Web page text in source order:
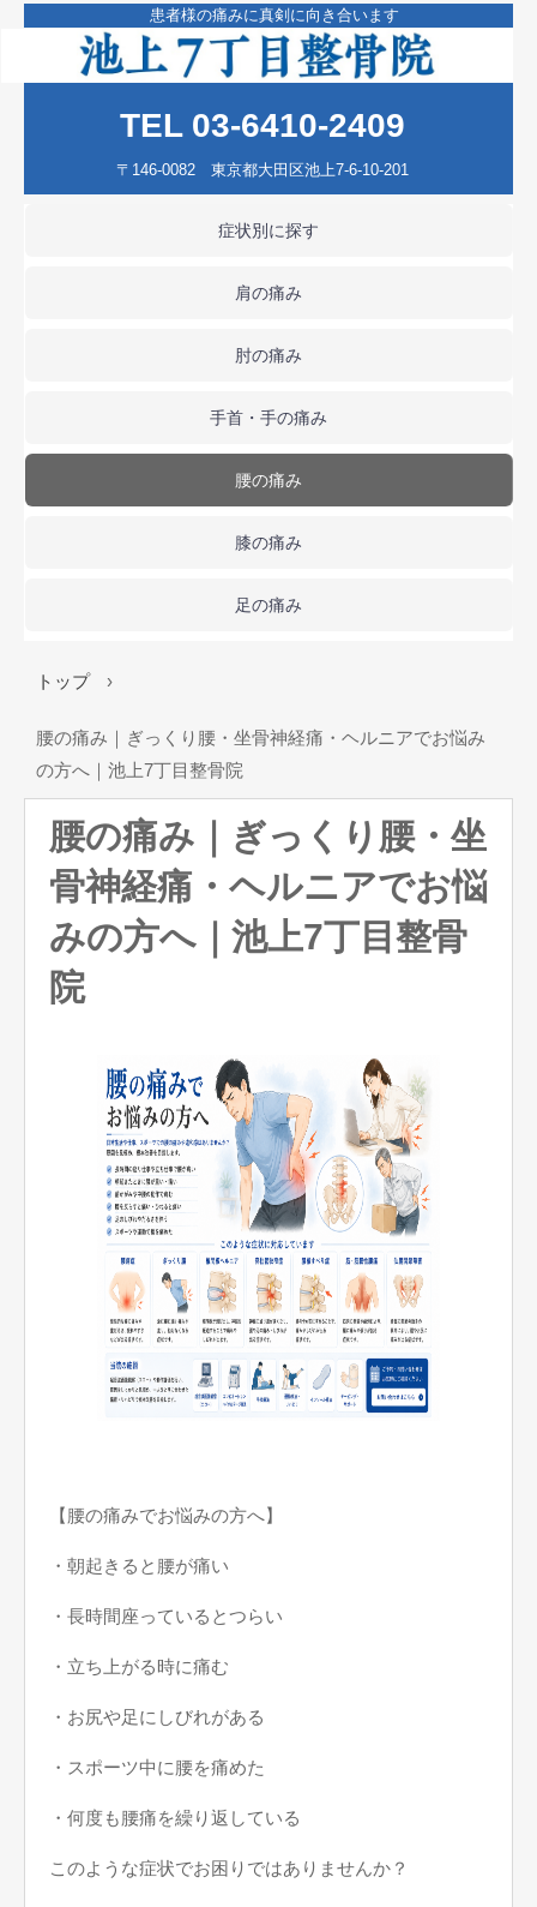
患者様の痛みに真剣に向き合います
TEL 03-6410-2409
〒146-0082 東京都大田区池上7-6-10-201
症状別に探す
肩の痛み
肘の痛み
手首・手の痛み
腰の痛み
膝の痛み
足の痛み
トップ ›
腰の痛み｜ぎっくり腰・坐骨神経痛・ヘルニアでお悩み
の方へ｜池上7丁目整骨院
腰の痛み｜ぎっくり腰・坐
骨神経痛・ヘルニアでお悩
みの方へ｜池上7丁目整骨
院
【腰の痛みでお悩みの方へ】
・朝起きると腰が痛い
・長時間座っているとつらい
・立ち上がる時に痛む
・お尻や足にしびれがある
・スポーツ中に腰を痛めた
・何度も腰痛を繰り返している
このような症状でお困りではありませんか？